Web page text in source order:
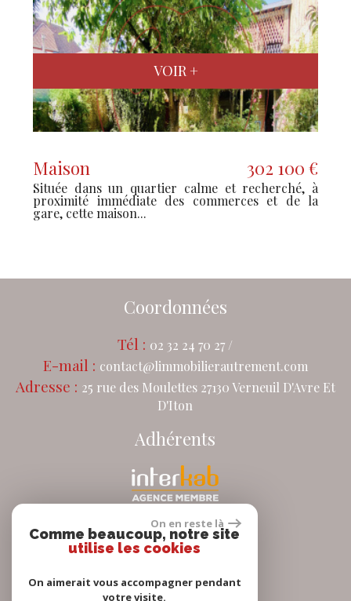
VOIR +
Maison 302 100 €
Située dans un quartier calme et recherché, à
proximité immédiate des commerces et de la
gare, cette maison...
Coordonnées
Tél : 02 32 24 70 27 /
E-mail : contact@limmobilierautrement.com
Adresse : 25 rue des Moulettes 27130 Verneuil D'Avre Et
D'Iton
Adhérents
Se connecter
Espace propriétaire
On en reste là
Comme beaucoup, notre site
utilise les cookies
On aimerait vous accompagner pendant
votre visite.